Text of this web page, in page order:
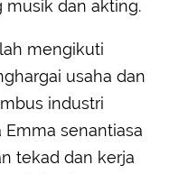
dan akting.
mengikuti
usaha dan
industri
senantiasa
tekad dan kerja